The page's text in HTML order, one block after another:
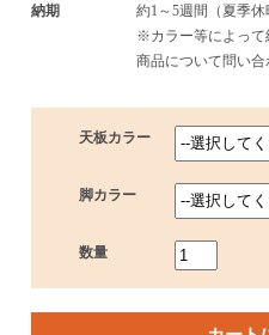
納期
約1～5週間（夏季休
※カラー等によって
商品について問い
天板カラー
脚カラー
数量